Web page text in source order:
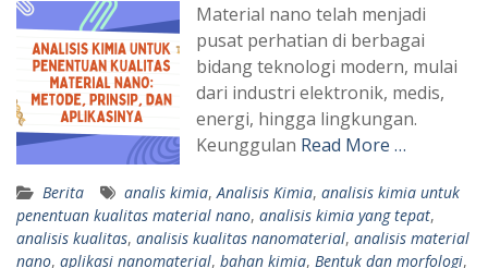
Material nano telah menjadi
pusat perhatian di berbagai
bidang teknologi modern, mulai
dari industri elektronik, medis,
energi, hingga lingkungan.
Keunggulan Read More …
Berita analis kimia, Analisis Kimia, analisis kimia untuk
penentuan kualitas material nano, analisis kimia yang tepat,
analisis kualitas, analisis kualitas nanomaterial, analisis material
nano, aplikasi nanomaterial, bahan kimia, Bentuk dan morfologi,